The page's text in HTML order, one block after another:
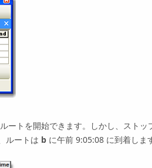
ートを開始できます。しかし、ストッ
ルートは b に午前 9:05:08 に到着しま